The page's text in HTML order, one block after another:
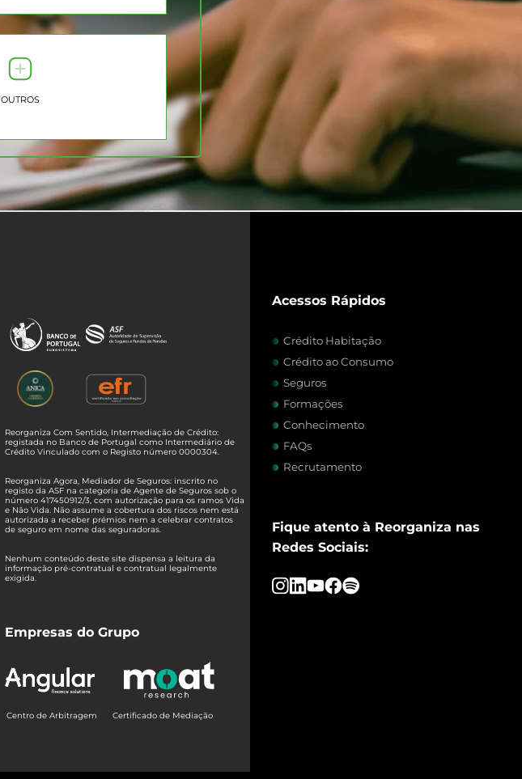
OUTROS
Reorganiza Com Sentido, Intermediação de Crédito:
registada no Banco de Portugal como Intermediário de
Crédito Vinculado com o Registo número 0000304.
Reorganiza Agora, Mediador de Seguros: inscrito no
registo da ASF na categoria de Agente de Seguros sob o
número 417450912/3, com autorização para os ramos Vida
e Não Vida. Não assume a cobertura dos riscos nem está
autorizada a receber prémios nem a celebrar contratos
de seguro em nome das seguradoras.
Nenhum conteúdo deste site dispensa a leitura da
informação pré-contratual e contratual legalmente
exigida.
Empresas do Grupo
Acessos Rápidos
Crédito Habitação
Crédito ao Consumo
Seguros
Formações
Conhecimento
FAQs
Recrutamento
Fique atento à Reorganiza nas
Redes Sociais:
Centro de Arbitragem Certificado de Mediação